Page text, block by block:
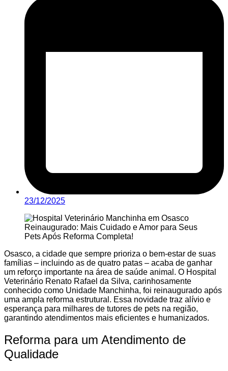
23/12/2025
Osasco, a cidade que sempre prioriza o bem-estar de suas
famílias – incluindo as de quatro patas – acaba de ganhar
um reforço importante na área de saúde animal. O Hospital
Veterinário Renato Rafael da Silva, carinhosamente
conhecido como Unidade Manchinha, foi reinaugurado após
uma ampla reforma estrutural. Essa novidade traz alívio e
esperança para milhares de tutores de pets na região,
garantindo atendimentos mais eficientes e humanizados.
Reforma para um Atendimento de
Qualidade